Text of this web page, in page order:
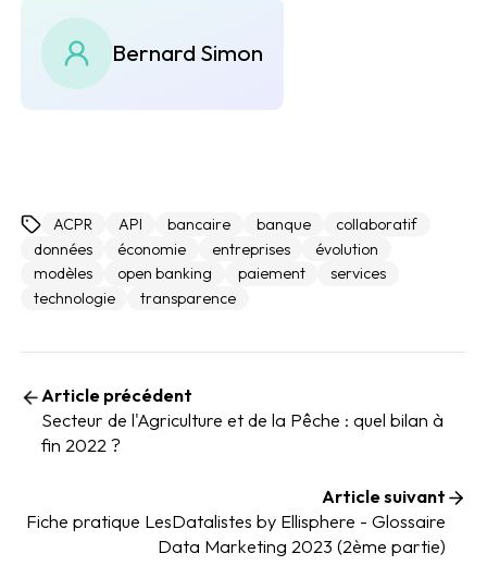
Bernard Simon
ACPR API bancaire banque
collaboratif
données
économie entreprises
évolution
modèles
open banking paiement
services
technologie
transparence
Article précédent
Secteur de l'Agriculture et de la Pêche : quel bilan à
fin 2022 ?
Article suivant
Fiche pratique LesDatalistes by Ellisphere - Glossaire
Data Marketing 2023 (2ème partie)